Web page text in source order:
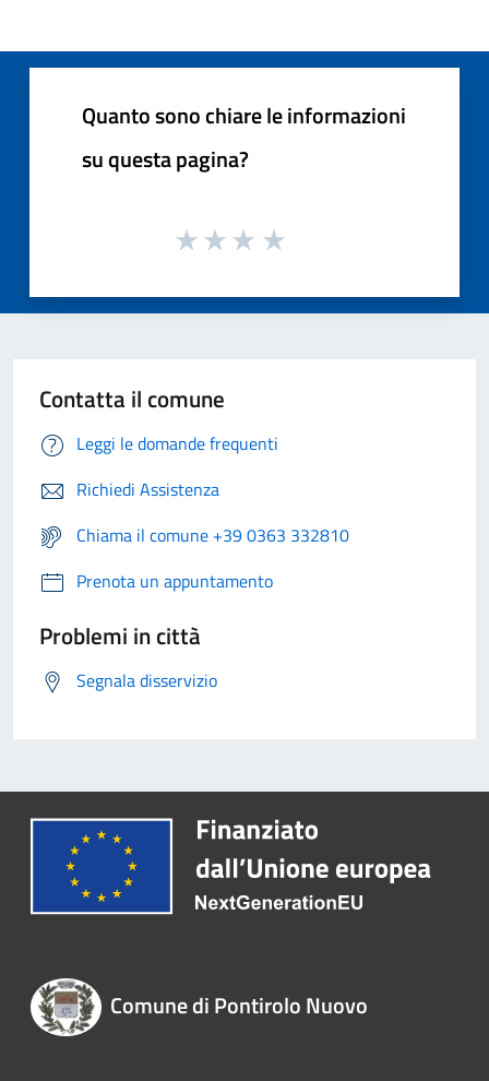
Quanto sono chiare le informazioni
su questa pagina?
Contatta il comune
Leggi le domande frequenti
Richiedi Assistenza
Chiama il comune +39 0363 332810
Prenota un appuntamento
Problemi in città
Segnala disservizio
Comune di Pontirolo Nuovo